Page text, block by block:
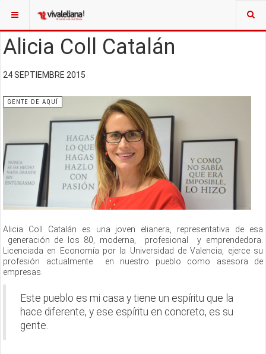
Alicia Coll Catalán
24 SEPTIEMBRE 2015
GENTE DE AQUÍ
Alicia Coll Catalán es una joven elianera, representativa de esa
generación de los 80, moderna, profesional y emprendedora.
Licenciada en Economía por la Universidad de Valencia, ejerce su
profesión actualmente en nuestro pueblo como asesora de
empresas.
Este pueblo es mi casa y tiene un espíritu que la
hace diferente, y ese espíritu en concreto, es su
gente.